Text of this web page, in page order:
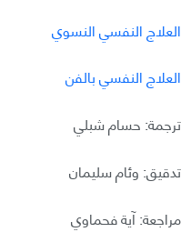
العلاج النفسي النسوي
العلاج النفسي بالفن
ترجمة: حسام شبلي
تدقيق: وئام سليمان
مراجعة: آية فحماوي